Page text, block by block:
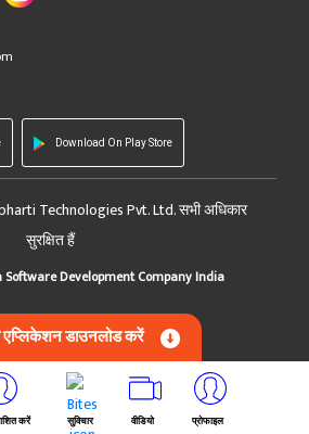
Download On Play Store
Technologies Pvt. Ltd. सभी अधिकार
सुरक्षित हैं
Software Development Company India
डाउनलोड करें
करें सुविचार वीडियो प्रोफाइल